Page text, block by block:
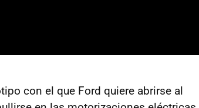
con el que Ford quiere abrirse al